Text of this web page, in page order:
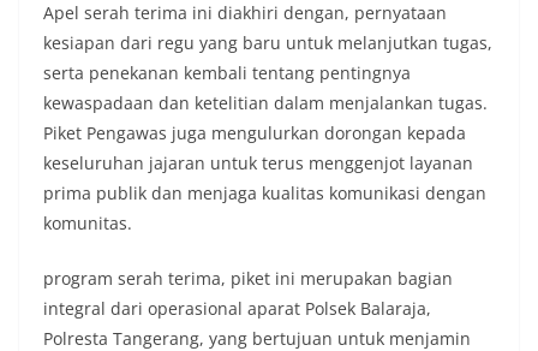
Apel serah terima ini diakhiri dengan, pernyataan
kesiapan dari regu yang baru untuk melanjutkan tugas,
serta penekanan kembali tentang pentingnya
kewaspadaan dan ketelitian dalam menjalankan tugas.
Piket Pengawas juga mengulurkan dorongan kepada
keseluruhan jajaran untuk terus menggenjot layanan
prima publik dan menjaga kualitas komunikasi dengan
komunitas.
program serah terima, piket ini merupakan bagian
integral dari operasional aparat Polsek Balaraja,
Polresta Tangerang, yang bertujuan untuk menjamin